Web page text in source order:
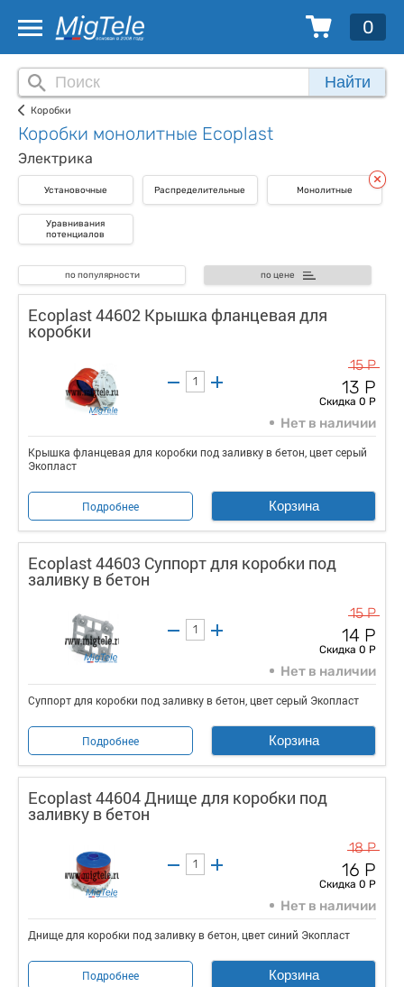
0
Найти
Коробки
Коробки монолитные Ecoplast
Электрика
Установочные Распределительные Монолитные
Уравнивания
потенциалов
по популярности по цене
Ecoplast 44602 Крышка фланцевая для
коробки
15 Р
13 Р
Скидка 0 Р
Нет в наличии
Крышка фланцевая для коробки под заливку в бетон, цвет серый
Экопласт
Подробнее Корзина
Ecoplast 44603 Суппорт для коробки под
заливку в бетон
15 Р
14 Р
Скидка 0 Р
Нет в наличии
Суппорт для коробки под заливку в бетон, цвет серый Экопласт
Подробнее Корзина
Ecoplast 44604 Днище для коробки под
заливку в бетон
18 Р
16 Р
Скидка 0 Р
Нет в наличии
Днище для коробки под заливку в бетон, цвет синий Экопласт
Подробнее Корзина